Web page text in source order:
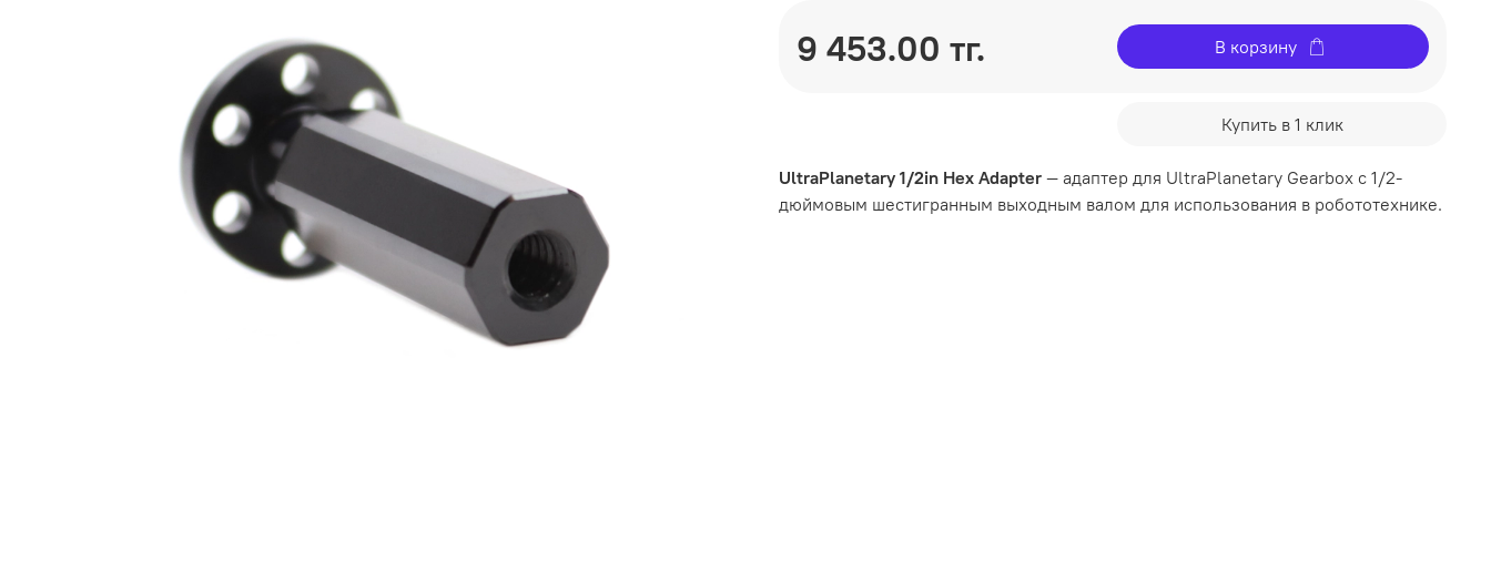
9 453.00 тг. В корзину
Купить в 1 клик
UltraPlanetary 1/2in Hex Adapter — адаптер для UltraPlanetary Gearbox с 1/2-
дюймовым шестигранным выходным валом для использования в робототехнике.